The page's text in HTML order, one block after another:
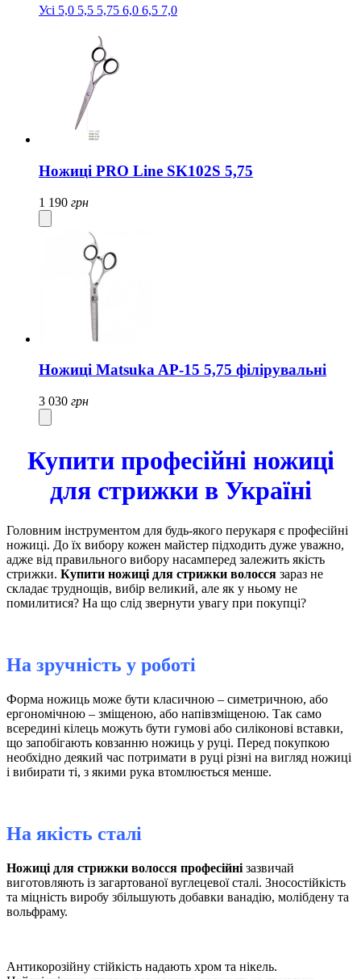
Усі 5,0 5,5 5,75 6,0 6,5 7,0
Ножиці PRO Line SK102S 5,75
1 190 грн
Ножиці Matsuka AP-15 5,75 філірувальні
3 030 грн
Купити професійні ножиці
для стрижки в Україні
Головним інструментом для будь-якого перукаря є професійні
ножиці. До їх вибору кожен майстер підходить дуже уважно,
адже від правильного вибору насамперед залежить якість
стрижки. Купити ножиці для стрижки волосся зараз не
складає труднощів, вибір великий, але як у ньому не
помилитися? На що слід звернути увагу при покупці?
На зручність у роботі
Форма ножиць може бути класичною – симетричною, або
ергономічною – зміщеною, або напівзміщеною. Так само
всередині кілець можуть бути гумові або силіконові вставки,
що запобігають ковзанню ножиць у руці. Перед покупкою
необхідно деякий час потримати в руці різні на вигляд ножиці
і вибирати ті, з якими рука втомлюється менше.
На якість сталі
Ножиці для стрижки волосся професійні зазвичай
виготовляють із загартованої вуглецевої сталі. Зносостійкість
та міцність виробу збільшують добавки ванадію, молібдену та
вольфраму.
Антикорозійну стійкість надають хром та нікель.